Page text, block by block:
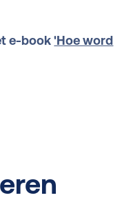
e-book'Hoe word